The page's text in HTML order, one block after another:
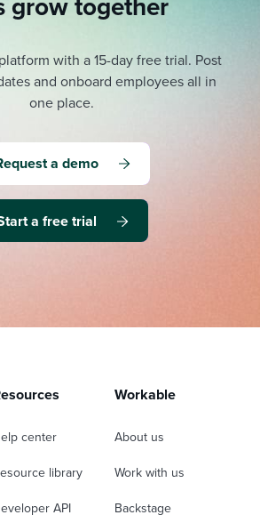
grow together
with a 15-day free trial. Post
and onboard employees all in
one place.
a demo
a free trial
center
library
API
Workable
About us
Work with us
Backstage